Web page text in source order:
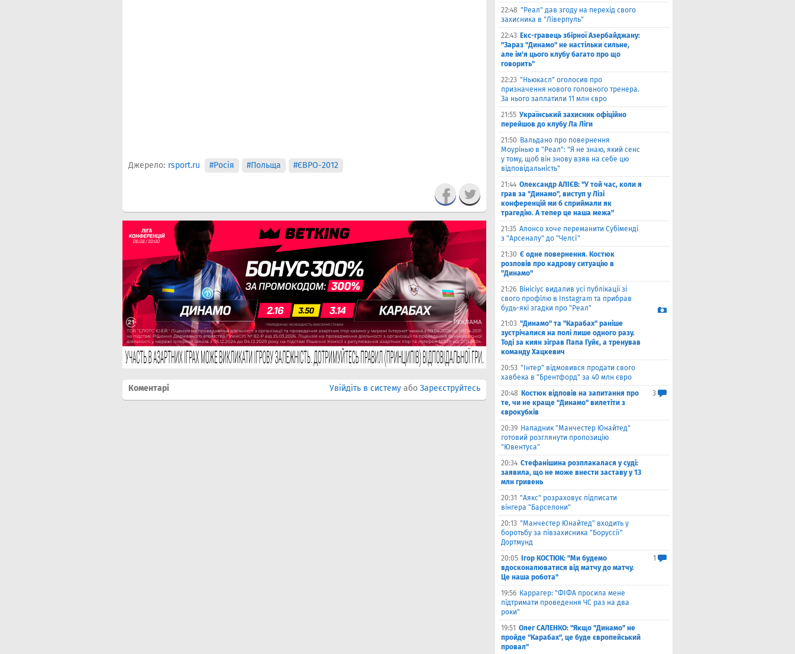
Джерело: rsport.ru #Росія #Польща #ЄВРО-2012
Коментарі Увійдіть в систему або Зареєструйтесь
22:48 "Реал" дав згоду на перехід свого
захисника в "Ліверпуль"
22:43 Екс-гравець збірної Азербайджану:
"Зараз "Динамо" не настільки сильне,
але ім'я цього клубу багато про що
говорить"
22:23 "Ньюкасл" оголосив про
призначення нового головного тренера.
За нього заплатили 11 млн євро
21:55 Український захисник офіційно
перейшов до клубу Ла Ліги
21:50 Вальдано про повернення
Моурінью в "Реал": "Я не знаю, який сенс
у тому, щоб він знову взяв на себе цю
відповідальність"
21:44 Олександр АЛІЄВ: "У той час, коли я
грав за "Динамо", виступ у Лізі
конференцій ми б сприймали як
трагедію. А тепер це наша межа"
21:35 Алонсо хоче переманити Субіменді
з "Арсеналу" до "Челсі"
21:30 Є одне повернення. Костюк
розповів про кадрову ситуацію в
"Динамо"
21:26 Вінісіус видалив усі публікації зі
свого профілю в Instagram та прибрав
будь-які згадки про "Реал"
21:03 "Динамо" та "Карабах" раніше
зустрічалися на полі лише одного разу.
Тоді за киян зіграв Папа Гуйє, а тренував
команду Хацкевич
20:53 "Інтер" відмовився продати свого
хавбека в "Брентфорд" за 40 млн євро
20:48 Костюк відповів на запитання про
те, чи не краще "Динамо" вилетіти з
єврокубків
3
20:39 Нападник "Манчестер Юнайтед"
готовий розглянути пропозицію
"Ювентуса"
20:34 Стефанішина розплакалася у суді:
заявила, що не може внести заставу у 13
млн гривень
20:31 "Аякс" розраховує підписати
вінгера "Барселони"
20:13 "Манчестер Юнайтед" входить у
боротьбу за півзахисника "Боруссії"
Дортмунд
20:05
Ігор КОСТЮК: "Ми будемо
вдосконалюватися від матчу до матчу.
Це наша робота"
1
19:56 Каррагер: "ФІФА просила мене
підтримати проведення ЧС раз на два
роки"
19:51 Олег САЛЕНКО: "Якщо "Динамо" не
пройде "Карабах", це буде європейський
провал"